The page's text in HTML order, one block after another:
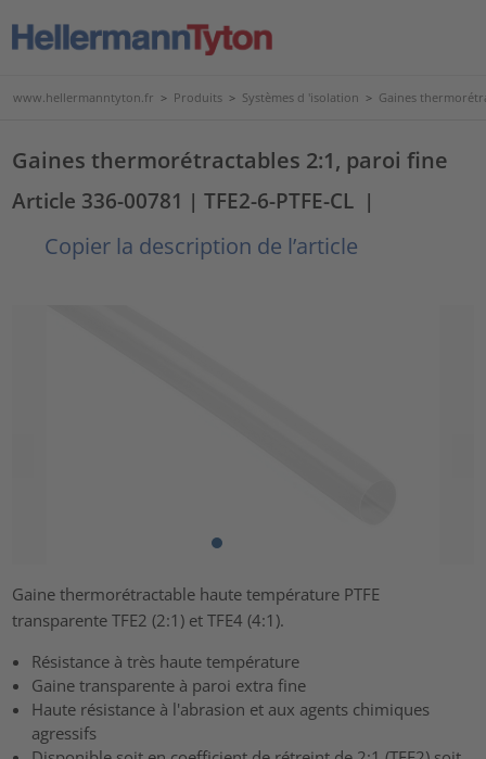
www.hellermanntyton.fr > Produits > Systèmes d 'isolation > Gaines
Gaines thermorétractables 2:1, paroi fine
Article 336-00781 | TFE2-6-PTFE-CL |
Copier la description de l’article
Gaine thermorétractable haute température PTFE
transparente TFE2 (2:1) et TFE4 (4:1).
Résistance à très haute température
Gaine transparente à paroi extra fine
Haute résistance à l'abrasion et aux agents chimiques
agressifs